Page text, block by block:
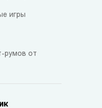
игры
румов от